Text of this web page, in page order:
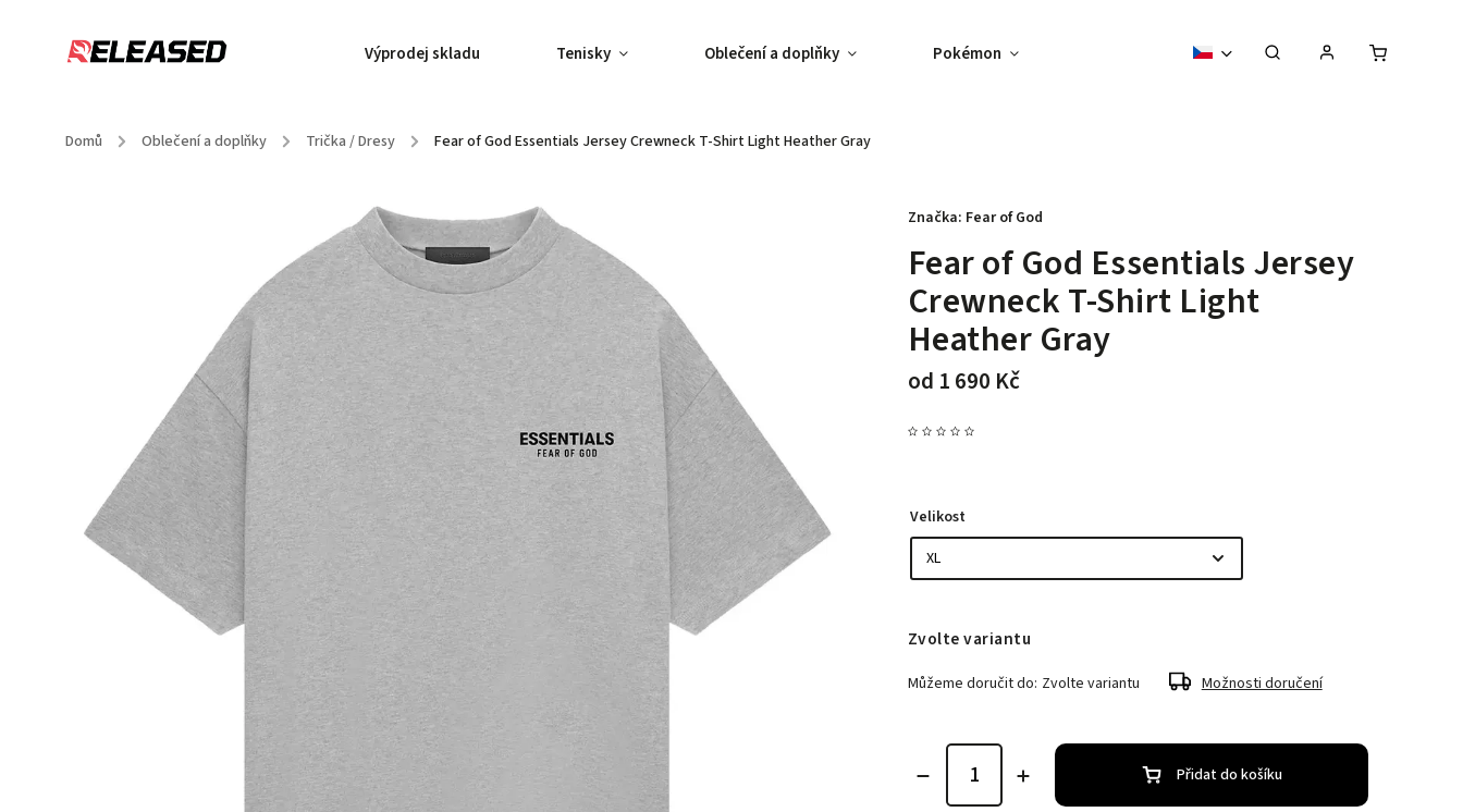
Výprodej skladu Tenisky Oblečení a doplňky Pokémon Sběratelské předměty Vouchery
Domů / Oblečení a doplňky / Trička / Dresy / Fear of God Essentials Jersey Crewneck T-Shirt Light Heather Gray
Fear of God Essentials Jersey
Crewneck T-Shirt Light
Heather Gray
od 1 690 Kč
Značka: Fear of God
Velikost
Zvolte variantu
Můžeme doručit do: Zvolte variantu Možnosti doručení
Přidat do košíku